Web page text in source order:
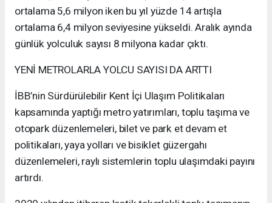
ortalama 5,6 milyon iken bu yıl yüzde 14 artışla
ortalama 6,4 milyon seviyesine yükseldi. Aralık ayında
günlük yolculuk sayısı 8 milyona kadar çıktı.
YENİ METROLARLA YOLCU SAYISI DA ARTTI
İBB’nin Sürdürülebilir Kent İçi Ulaşım Politikaları
kapsamında yaptığı metro yatırımları, toplu taşıma ve
otopark düzenlemeleri, bilet ve park et devam et
politikaları, yaya yolları ve bisiklet güzergahı
düzenlemeleri, raylı sistemlerin toplu ulaşımdaki payını
artırdı.